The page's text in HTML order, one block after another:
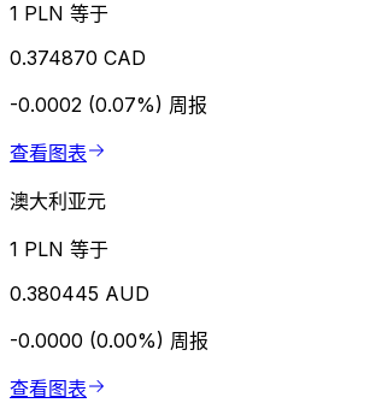
1 PLN 等于
0.374870 CAD
-0.0002 (0.07%) 周报
查看图表
澳大利亚元
1 PLN 等于
0.380445 AUD
-0.0000 (0.00%) 周报
查看图表